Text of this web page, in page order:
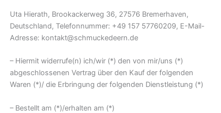
Uta Hierath, Brookackerweg 36, 27576 Bremerhaven,
Deutschland, Telefonnummer: ‭+49 157 57760209‬, E-Mail-
Adresse: kontakt@schmuckedeern.de
– Hiermit widerrufe(n) ich/wir (*) den von mir/uns (*)
abgeschlossenen Vertrag über den Kauf der folgenden
Waren (*)/ die Erbringung der folgenden Dienstleistung (*)
– Bestellt am (*)/erhalten am (*)